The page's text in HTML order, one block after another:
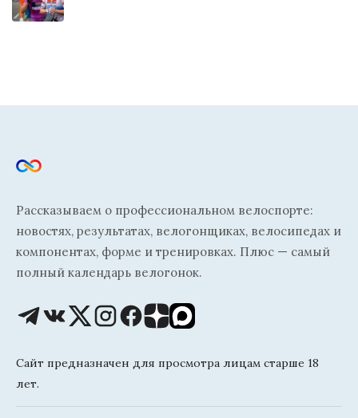
Рассказываем о профессиональном велоспорте:
новостях, результатах, велогонщиках, велосипедах и
компонентах, форме и тренировках. Плюс — самый
полный календарь велогонок.
Сайт предназначен для просмотра лицам старше 18
лет.